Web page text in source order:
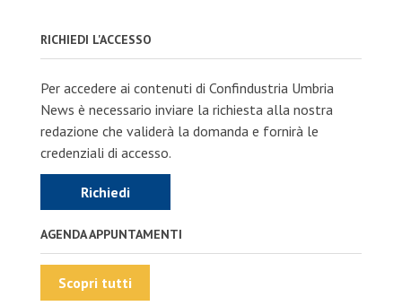
RICHIEDI L'ACCESSO
Per accedere ai contenuti di Confindustria Umbria
News è necessario inviare la richiesta alla nostra
redazione che validerà la domanda e fornirà le
credenziali di accesso.
Richiedi
AGENDA APPUNTAMENTI
Scopri tutti